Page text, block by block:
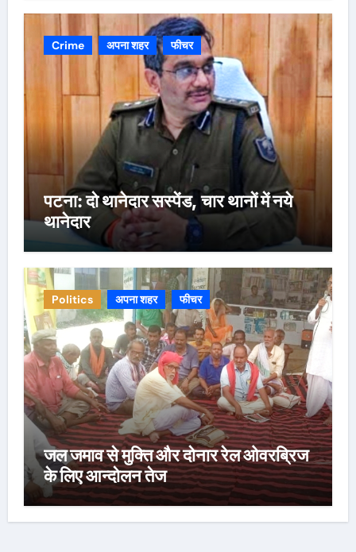
Crime अपना शहर फीचर
पटना: दो थानेदार सस्पेंड, चार थानों में नये
थानेदार
Politics अपना शहर फीचर
जल जमाव से मुक्ति और दोनार रेल ओवरब्रिज
के लिए आन्दोलन तेज